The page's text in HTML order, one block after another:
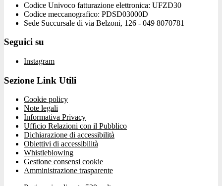
Codice Univoco fatturazione elettronica: UFZD30
Codice meccanografico: PDSD03000D
Sede Succursale di via Belzoni, 126 - 049 8070781
Seguici su
Instagram
Sezione Link Utili
Cookie policy
Note legali
Informativa Privacy
Ufficio Relazioni con il Pubblico
Dichiarazione di accessibilità
Obiettivi di accessibilità
Whistleblowing
Gestione consensi cookie
Amministrazione trasparente